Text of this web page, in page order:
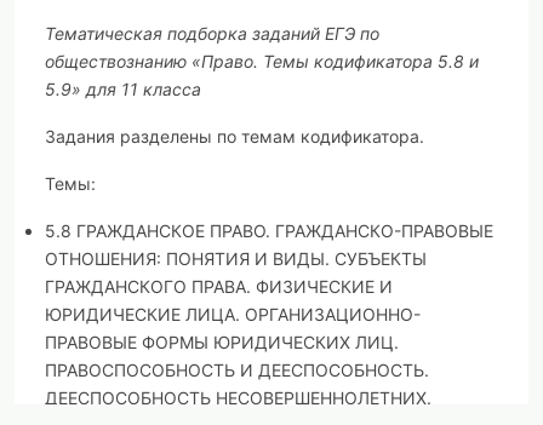
Тематическая подборка заданий ЕГЭ по
обществознанию «Право. Темы кодификатора 5.8 и
5.9» для 11 класса
Задания разделены по темам кодификатора.
Темы:
5.8 ГРАЖДАНСКОЕ ПРАВО. ГРАЖДАНСКО-ПРАВОВЫЕ
ОТНОШЕНИЯ: ПОНЯТИЯ И ВИДЫ. СУБЪЕКТЫ
ГРАЖДАНСКОГО ПРАВА. ФИЗИЧЕСКИЕ И
ЮРИДИЧЕСКИЕ ЛИЦА. ОРГАНИЗАЦИОННО-
ПРАВОВЫЕ ФОРМЫ ЮРИДИЧЕСКИХ ЛИЦ.
ПРАВОСПОСОБНОСТЬ И ДЕЕСПОСОБНОСТЬ.
ДЕЕСПОСОБНОСТЬ НЕСОВЕРШЕННОЛЕТНИХ.